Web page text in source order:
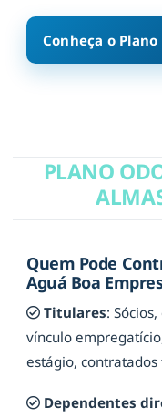
Conheça o Plano
PLANO
Quem Pode
Aguá Boa
Titulares:
vínculo
estágio,
Dependentes